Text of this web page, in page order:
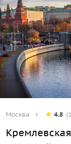
Москва 4.8